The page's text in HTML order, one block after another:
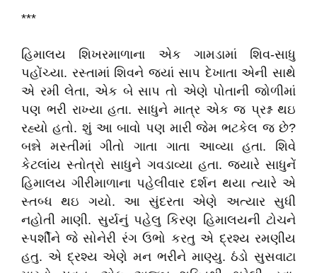
***
હિમાલય શિખરમાળાના એક ગામડામાં શિવ-સાધુ
પહોંચ્યા. રસ્તામાં શિવને જ્યાં સાપ દેખાતા એની સાથે
એ રમી લેતા, એક બે સાપ તો એણે પોતાની જોળીમાં
પણ ભરી રાખ્યા હતા. સાધુને માત્ર એક જ પ્રશ્ન થઇ
રહ્યો હતો. શું આ બાવો પણ મારી જેમ ભટકેલ જ છે?
બન્ને મસ્તીમાં ગીતો ગાતા ગાતા આવ્યા હતા. શિવે
કેટલાંય સ્તોત્રો સાધુને ગવડાવ્યા હતા. જ્યારે સાધુનેં
હિમાલય ગીરીમાળાના પહેલીવાર દર્શન થયા ત્યારે એ
સ્તબ્ધ થઇ ગયો. આ સુંદરતા એણે અત્યાર સુધી
નહોતી માણી. સુર્યનું પહેલુ કિરણ હિમાલયની ટોચને
સ્પર્શીને જે સોનેરી રંગ ઉભો કરતુ એ દ્રશ્ય રમણીય
હતુ. એ દ્રશ્ય એણે મન ભરીને માણ્યુ. ઠંડો સુસવાટા